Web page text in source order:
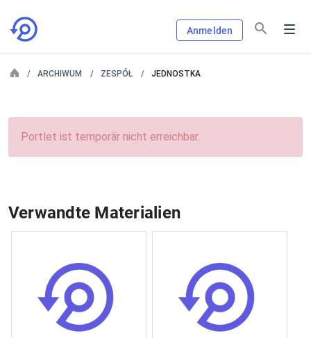
Anmelden
ARCHIWUM ZESPÓŁ JEDNOSTKA
Portlet ist temporär nicht erreichbar.
Verwandte Materialien